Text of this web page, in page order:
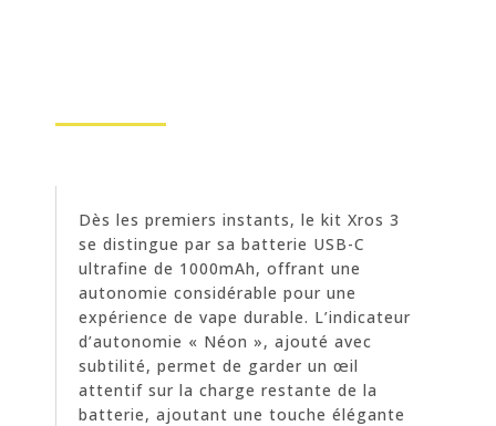
Dès les premiers instants, le kit Xros 3
se distingue par sa batterie USB-C
ultrafine de 1000mAh, offrant une
autonomie considérable pour une
expérience de vape durable. L’indicateur
d’autonomie « Néon », ajouté avec
subtilité, permet de garder un œil
attentif sur la charge restante de la
batterie, ajoutant une touche élégante